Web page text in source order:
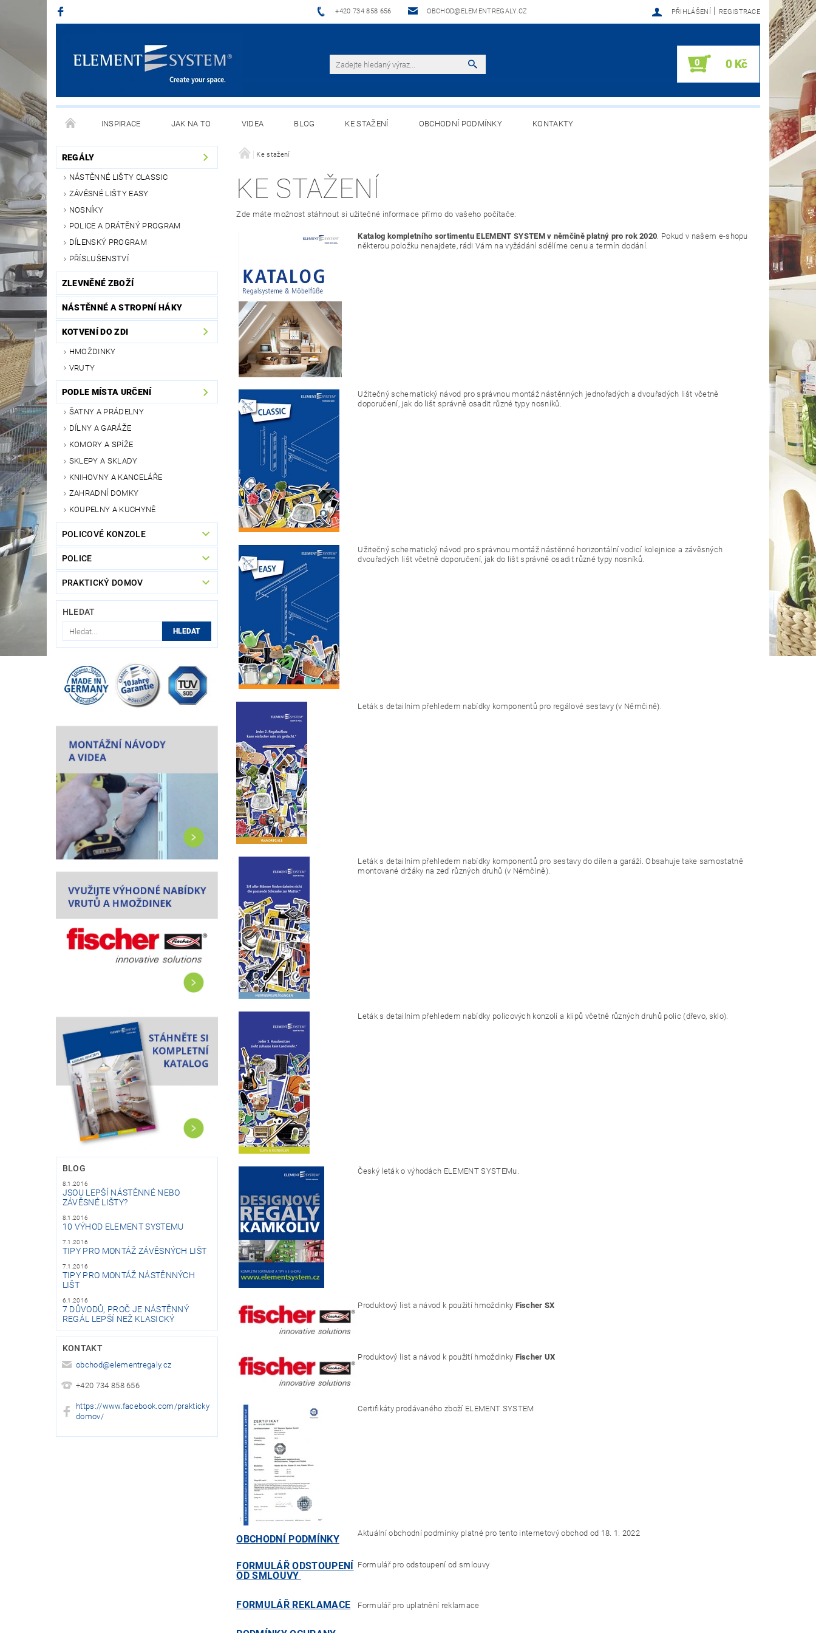
+420 734 858 656 OBCHOD@ELEMENTREGALY.CZ PŘIHLÁŠENÍ | REGISTRACE
0 0 Kč
INSPIRACE JAK NA TO VIDEA BLOG KE STAŽENÍ OBCHODNÍ PODMÍNKY KONTAKTY
REGÁLY
NÁSTĚNNÉ LIŠTY CLASSIC
ZÁVĚSNÉ LIŠTY EASY
NOSNÍKY
POLICE A DRÁTĚNÝ PROGRAM
DÍLENSKÝ PROGRAM
PŘÍSLUŠENSTVÍ
ZLEVNĚNÉ ZBOŽÍ
NÁSTĚNNÉ A STROPNÍ HÁKY
KOTVENÍ DO ZDI
HMOŽDINKY
VRUTY
PODLE MÍSTA URČENÍ
ŠATNY A PRÁDELNY
DÍLNY A GARÁŽE
KOMORY A SPÍŽE
SKLEPY A SKLADY
KNIHOVNY A KANCELÁŘE
ZAHRADNÍ DOMKY
KOUPELNY A KUCHYNĚ
POLICOVÉ KONZOLE
POLICE
PRAKTICKÝ DOMOV
HLEDAT
BLOG
8.1.2016
JSOU LEPŠÍ NÁSTĚNNÉ NEBO
ZÁVĚSNÉ LIŠTY?
8.1.2016
10 VÝHOD ELEMENT SYSTEMU
7.1.2016
TIPY PRO MONTÁŽ ZÁVĚSNÝCH LIŠT
7.1.2016
TIPY PRO MONTÁŽ NÁSTĚNNÝCH
LIŠT
6.1.2016
7 DŮVODŮ, PROČ JE NÁSTĚNNÝ
REGÁL LEPŠÍ NEŽ KLASICKÝ
KONTAKT
obchod@elementregaly.cz
+420 734 858 656
https://www.facebook.com/prakticky
domov/
Ke stažení
KE STAŽENÍ
Zde máte možnost stáhnout si užitečné informace přímo do vašeho počítače:
Katalog kompletního sortimentu ELEMENT SYSTEM v němčině platný pro rok 2020. Pokud v našem e-shopu
některou položku nenajdete, rádi Vám na vyžádání sdělíme cenu a termín dodání.
Užitečný schematický návod pro správnou montáž nástěnných jednořadých a dvouřadých lišt včetně
doporučení, jak do lišt správně osadit různé typy nosníků.
Užitečný schematický návod pro správnou montáž nástěnné horizontální vodicí kolejnice a závěsných
dvouřadých lišt včetně doporučení, jak do lišt správně osadit různé typy nosníků.
Leták s detailním přehledem nabídky komponentů pro regálové sestavy (v Němčině).
Leták s detailním přehledem nabídky komponentů pro sestavy do dílen a garáží. Obsahuje take samostatně
montované držáky na zeď různých druhů (v Němčině).
Leták s detailním přehledem nabídky policových konzolí a klipů včetně různých druhů polic (dřevo, sklo).
Český leták o výhodách ELEMENT SYSTEMu.
Produktový list a návod k použití hmoždinky Fischer SX
Produktový list a návod k použití hmoždinky Fischer UX
Certifikáty prodávaného zboží ELEMENT SYSTEM
OBCHODNÍ PODMÍNKY
Aktuální obchodní podmínky platné pro tento internetový obchod od 18. 1. 2022
FORMULÁŘ ODSTOUPENÍ
OD SMLOUVY
Formulář pro odstoupení od smlouvy
FORMULÁŘ REKLAMACE Formulář pro uplatnění reklamace